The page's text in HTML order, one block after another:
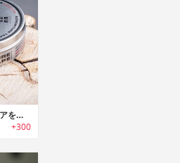
Adventure Tape｜様々なギアを修復可能な多用途テープ「アドベンチャーテープ」
+300